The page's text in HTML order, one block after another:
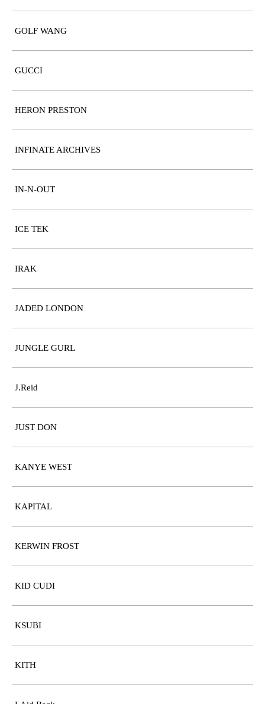
GOLF WANG
GUCCI
HERON PRESTON
INFINATE ARCHIVES
IN-N-OUT
ICE TEK
IRAK
JADED LONDON
JUNGLE GURL
J.Reid
JUST DON
KANYE WEST
KAPITAL
KERWIN FROST
KID CUDI
KSUBI
KITH